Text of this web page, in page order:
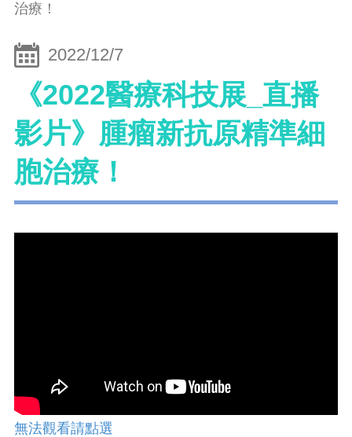
治療！
2022/12/7
《2022醫療科技展_直播
影片》腫瘤新抗原精準細
胞治療！
無法觀看請點選